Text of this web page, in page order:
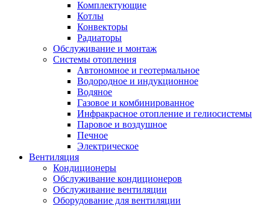
Комплектующие
Котлы
Конвекторы
Радиаторы
Обслуживание и монтаж
Системы отопления
Автономное и геотермальное
Водородное и индукционное
Водяное
Газовое и комбинированное
Инфракрасное отопление и гелиосистемы
Паровое и воздушное
Печное
Электрическое
Вентиляция
Кондиционеры
Обслуживание кондиционеров
Обслуживание вентиляции
Оборудование для вентиляции